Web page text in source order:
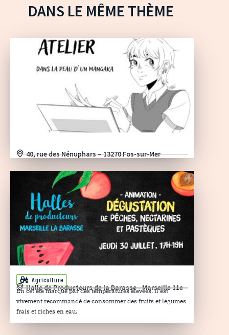
DANS LE MÊME THÈME
40, rue des Nénuphars – 13270 Fos-sur-Mer
Agriculture
Halle de Producteurs de la Barasse - Marseille 11e
En cet été marqué par des températures élevées, il est
vivement recommandé de consommer des fruits et légumes
frais et riches en eau.